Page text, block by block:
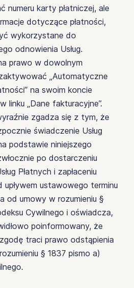
numeru karty płatniczej, ale
dotyczące płatności,
wykorzystane do
odnowienia Usług.
prawo w dowolnym
„Automatyczne
na swoim koncie
linku „Dane fakturacyjne”.
zgadza się z tym, że
świadczenie Usług
podstawie niniejszego
po dostarczeniu
Płatnych i zapłaceniu
upływem ustawowego terminu
od umowy w rozumieniu §
Cywilnego i oświadcza,
poinformowany, że
traci prawo odstąpienia
§ 1837 pismo a)